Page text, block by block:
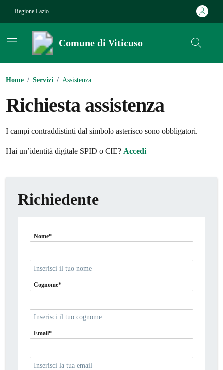
Regione Lazio
Comune di Viticuso
Home / Servizi / Assistenza
Richiesta assistenza
I campi contraddistinti dal simbolo asterisco sono obbligatori.
Hai un’identità digitale SPID o CIE? Accedi
Richiedente
Nome*
Inserisci il tuo nome
Cognome*
Inserisci il tuo cognome
Email*
Inserisci la tua email